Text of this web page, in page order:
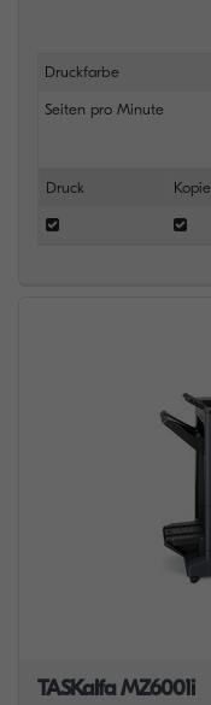
Druckfarbe
Seiten pro Minute
Druck Kopie
TASKalfa MZ6001i